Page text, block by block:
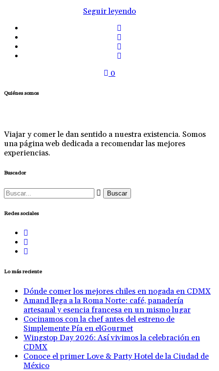
Seguir leyendo
0
Quiénes somos
Viajar y comer le dan sentido a nuestra existencia. Somos
una página web dedicada a recomendar las mejores
experiencias.
Buscador
Buscar:
Redes sociales
Lo más reciente
Dónde comer los mejores chiles en nogada en CDMX
Amand llega a la Roma Norte: café, panadería
artesanal y esencia francesa en un mismo lugar
Cocinamos con la chef antes del estreno de
Simplemente Pía en elGourmet
Wingstop Day 2026: Así vivimos la celebración en
CDMX
Conoce el primer Love & Party Hotel de la Ciudad de
México